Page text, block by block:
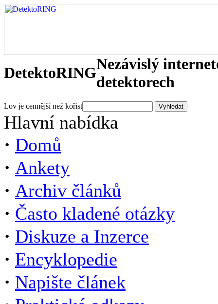
DetektoRINGNezávislý
detektorech
Lov je cennější než kořist
Hlavní nabídka
· Domů
· Ankety
· Archiv článků
· Často kladené otázky
· Diskuze a Inzerce
· Encyklopedie
· Napište článek